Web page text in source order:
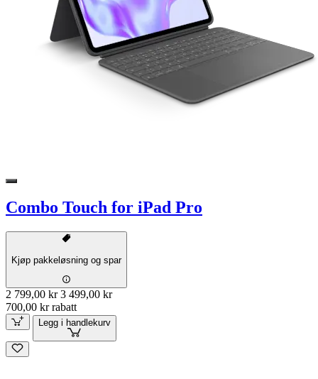
Combo Touch for iPad Pro
Kjøp pakkeløsning og spar
2 799,00 kr 3 499,00 kr
700,00 kr rabatt
Legg i handlekurv